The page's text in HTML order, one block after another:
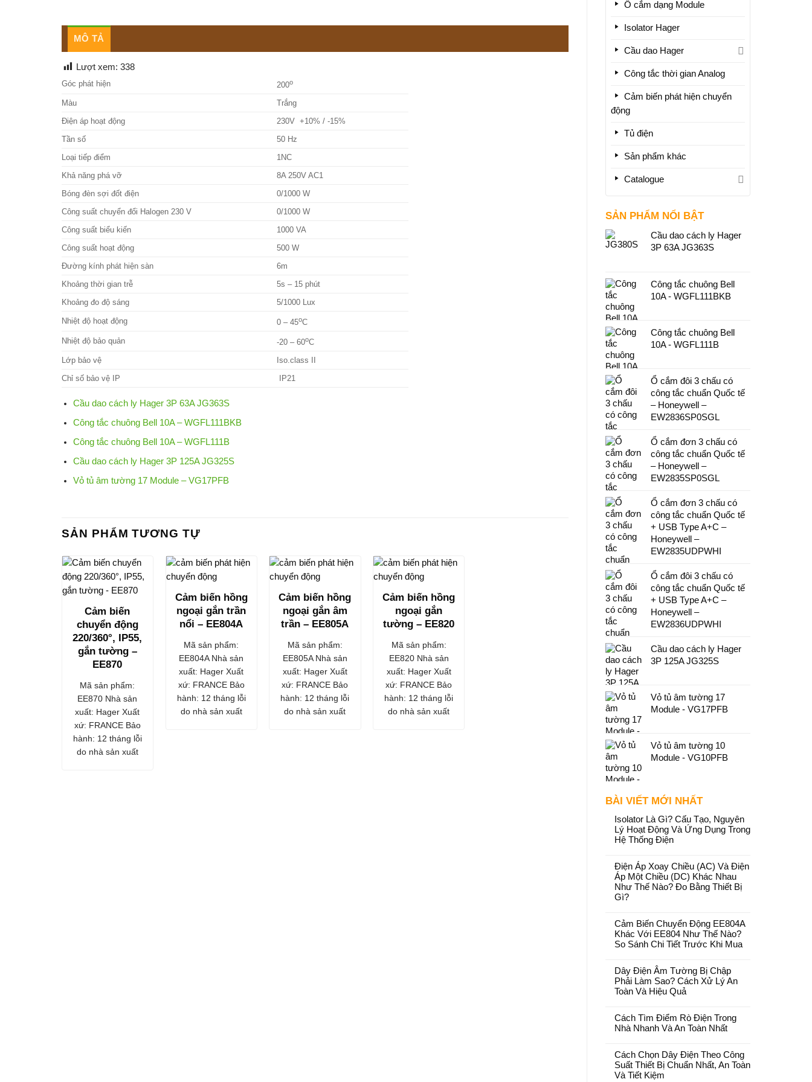
Ổ cắm dạng Module
Isolator Hager
Cầu dao Hager
Công tắc thời gian Analog
Cảm biến phát hiện chuyển
động
Tủ điện
Sản phẩm khác
Catalogue
SẢN PHẨM NỔI BẬT
Cầu dao cách ly Hager
3P 63A JG363S
Công tắc chuông Bell
10A - WGFL111BKB
Công tắc chuông Bell
10A - WGFL111B
Ổ cắm đôi 3 chấu có
công tắc chuẩn Quốc tế
– Honeywell –
EW2836SP0SGL
Ổ cắm đơn 3 chấu có
công tắc chuẩn Quốc tế
– Honeywell –
EW2835SP0SGL
Ổ cắm đơn 3 chấu có
công tắc chuẩn Quốc tế
+ USB Type A+C –
Honeywell –
EW2835UDPWHI
Ổ cắm đôi 3 chấu có
công tắc chuẩn Quốc tế
+ USB Type A+C –
Honeywell –
EW2836UDPWHI
Cầu dao cách ly Hager
3P 125A JG325S
Vỏ tủ âm tường 17
Module - VG17PFB
Vỏ tủ âm tường 10
Module - VG10PFB
BÀI VIẾT MỚI NHẤT
Isolator Là Gì? Cấu Tạo, Nguyên
Lý Hoạt Động Và Ứng Dụng Trong
Hệ Thống Điện
Điện Áp Xoay Chiều (AC) Và Điện
Áp Một Chiều (DC) Khác Nhau
Như Thế Nào? Đo Bằng Thiết Bị
Gì?
Cảm Biến Chuyển Động EE804A
Khác Với EE804 Như Thế Nào?
So Sánh Chi Tiết Trước Khi Mua
Dây Điện Âm Tường Bị Chập
Phải Làm Sao? Cách Xử Lý An
Toàn Và Hiệu Quả
Cách Tìm Điểm Rò Điện Trong
Nhà Nhanh Và An Toàn Nhất
Cách Chọn Dây Điện Theo Công
Suất Thiết Bị Chuẩn Nhất, An Toàn
Và Tiết Kiệm
MÔ TẢ
Lượt xem: 338
Góc phát hiện 200o
Màu
Trắng
Điện áp hoạt động
230V +10% / -15%
Tần số
50 Hz
Loại tiếp điểm
1NC
Khả năng phá vỡ
8A 250V AC1
Bóng đèn sợi đốt điện
0/1000 W
Công suất chuyển đổi Halogen 230 V
0/1000 W
Công suất biểu kiến
1000 VA
Công suất hoạt động
500 W
Đường kính phát hiện sàn
6m
Khoảng thời gian trễ
5s – 15 phút
Khoảng đo độ sáng
5/1000 Lux
Nhiệt độ hoạt động 0 – 45oC
Nhiệt độ bảo quản -20 – 60oC
Lớp bảo vệ
Iso.class II
Chỉ số bảo vệ IP
IP21
Cầu dao cách ly Hager 3P 63A JG363S
Công tắc chuông Bell 10A – WGFL111BKB
Công tắc chuông Bell 10A – WGFL111B
Cầu dao cách ly Hager 3P 125A JG325S
Vỏ tủ âm tường 17 Module – VG17PFB
SẢN PHẨM TƯƠNG TỰ
Cảm biến
chuyển động
220/360°, IP55,
gắn tường –
EE870
Mã sản phẩm:
EE870 Nhà sản
xuất: Hager Xuất
xứ: FRANCE Bảo
hành: 12 tháng lỗi
do nhà sản xuất
Cảm biến hồng
ngoại gắn trần
nổi – EE804A
Mã sản phẩm:
EE804A Nhà sản
xuất: Hager Xuất
xứ: FRANCE Bảo
hành: 12 tháng lỗi
do nhà sản xuất
Cảm biến hồng
ngoại gắn âm
trần – EE805A
Mã sản phẩm:
EE805A Nhà sản
xuất: Hager Xuất
xứ: FRANCE Bảo
hành: 12 tháng lỗi
do nhà sản xuất
Cảm biến hồng
ngoại gắn
tường – EE820
Mã sản phẩm:
EE820 Nhà sản
xuất: Hager Xuất
xứ: FRANCE Bảo
hành: 12 tháng lỗi
do nhà sản xuất